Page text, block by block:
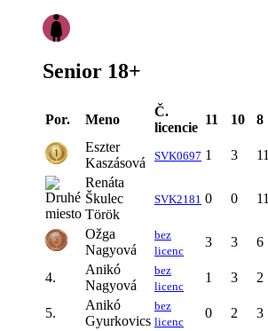
Senior 18+
Por. Meno
Č.
licencie
11 10 8
Eszter
Kaszásová
SVK0697 1 3 11
Renáta
Škulec
Török
SVK2181 0 0 11
Ožga
Nagyová
bez
licenc
3 3 6
4.
Anikó
Nagyová
bez
licenc
1 3 2
5.
Anikó
Gyurkovics
bez
licenc
0 2 3